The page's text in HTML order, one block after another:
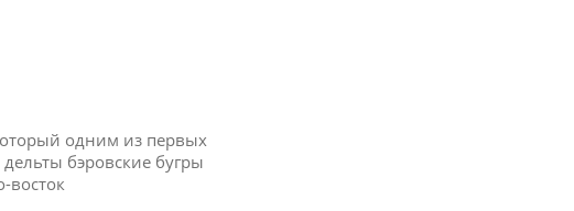
одним из первых
бэровские бугры
восток